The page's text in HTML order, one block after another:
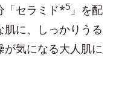
「セラミド*5 」を配
に、しっかりうる
気になる大人肌に